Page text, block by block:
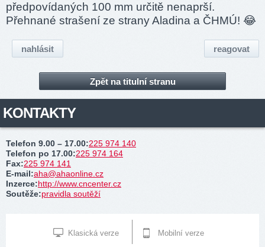
předpovídaných 100 mm určitě nenaprší.
Přehnané strašení ze strany Aladina a ČHMÚ! 😂
reagovat
nahlásit
Zpět na titulní stranu
KONTAKTY
Telefon 9.00 – 17.00:225 974 140
Telefon po 17.00:225 974 164
Fax:225 974 141
E-mail:aha@ahaonline.cz
Inzerce:http://www.cncenter.cz
Soutěže:pravidla soutěží
Klasická verze Mobilní verze